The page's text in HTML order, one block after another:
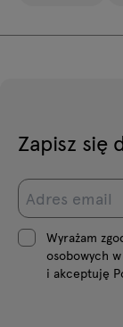
Zapisz się
Wyrażam
osobowych
i akceptuję